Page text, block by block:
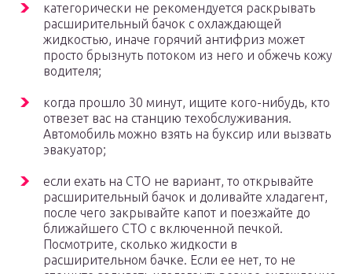
категорически не рекомендуется раскрывать
расширительный бачок с охлаждающей
жидкостью, иначе горячий антифриз может
просто брызнуть потоком из него и обжечь кожу
водителя;
когда прошло 30 минут, ищите кого-нибудь, кто
отвезет вас на станцию техобслуживания.
Автомобиль можно взять на буксир или вызвать
эвакуатор;
если ехать на СТО не вариант, то открывайте
расширительный бачок и доливайте хладагент,
после чего закрывайте капот и поезжайте до
ближайшего СТО с включенной печкой.
Посмотрите, сколько жидкости в
расширительном бачке. Если ее нет, то не